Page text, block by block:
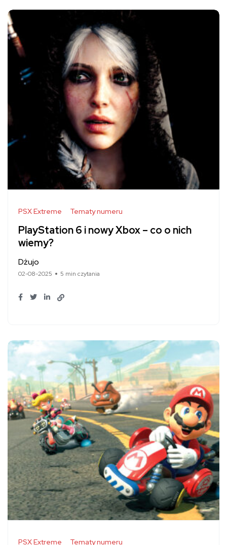
PSX Extreme Tematy numeru
PlayStation 6 i nowy Xbox – co o nich
wiemy?
Dżujo
02-08-2025 5 min czytania
PSX Extreme Tematy numeru